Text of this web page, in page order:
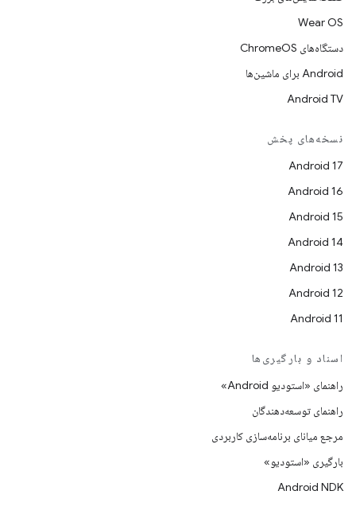
Wear OS
دستگاه‌های ChromeOS
Android برای ماشین‌ها
Android TV
نسخه‌های پخش
Android 17
Android 16
Android 15
Android 14
Android 13
Android 12
Android 11
اسناد و بارگیری‌ها
راهنمای «استودیو Android»
راهنمای توسعه‌دهندگان
مرجع میانای برنامه‌سازی کاربردی
بارگیری «استودیو»
Android NDK